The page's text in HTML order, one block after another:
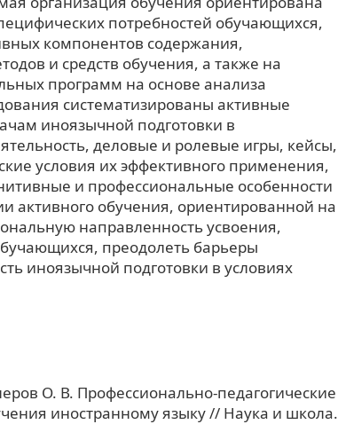
потребностей обучающихся,
компонентов содержания,
и средств обучения, а также на
программ на основе анализа
систематизированы активные
иноязычной подготовки в
деловые и ролевые игры, кейсы,
условия их эффективного применения,
и профессиональные особенности
активного обучения, ориентированной на
направленность усвоения,
преодолеть барьеры
иноязычной подготовки в условиях
О. В. Профессионально-педагогические
иностранному языку // Наука и школа.